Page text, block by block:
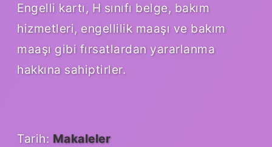
Engelli kartı, H sınıfı belge, bakım
hizmetleri, engellilik maaşı ve bakım
maaşı gibi fırsatlardan yararlanma
hakkına sahiptirler.
Tarih: Makaleler